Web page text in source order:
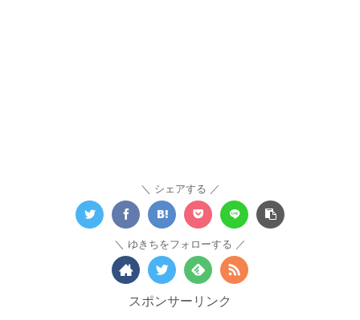
シェアする
ゆきちをフォローする
スポンサーリンク